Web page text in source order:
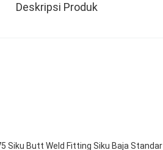
Deskripsi Produk
Siku Butt Weld Fitting Siku Baja Standar